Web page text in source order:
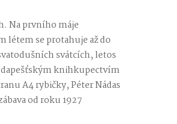
Na prvního máje
létem se protahuje až do
svátcích, letos
knihkupectvím
A4 rybičky, Péter Nádas
od roku 1927